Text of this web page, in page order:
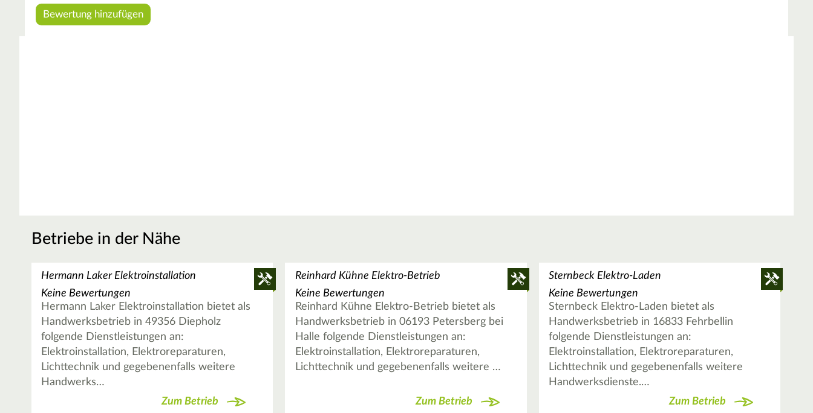
Betriebe in der Nähe
Hermann Laker Elektroinstallation
Keine Bewertungen
Hermann Laker Elektroinstallation bietet als
Handwerksbetrieb in 49356 Diepholz
folgende Dienstleistungen an:
Elektroinstallation, Elektroreparaturen,
Lichttechnik und gegebenenfalls weitere
Handwerks…
Zum Betrieb
Reinhard Kühne Elektro-Betrieb
Keine Bewertungen
Reinhard Kühne Elektro-Betrieb bietet als
Handwerksbetrieb in 06193 Petersberg bei
Halle folgende Dienstleistungen an:
Elektroinstallation, Elektroreparaturen,
Lichttechnik und gegebenenfalls weitere …
Zum Betrieb
Sternbeck Elektro-Laden
Keine Bewertungen
Sternbeck Elektro-Laden bietet als
Handwerksbetrieb in 16833 Fehrbellin
folgende Dienstleistungen an:
Elektroinstallation, Elektroreparaturen,
Lichttechnik und gegebenenfalls weitere
Handwerksdienste.…
Zum Betrieb